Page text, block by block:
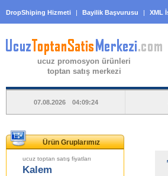
DropShiping Hizmeti | Bayilik Başvurusu | XML
ucuz promosyon ürünleri
toptan satış merkezi
07.08.2026 04:09:24
Ürün Gruplarımız
ucuz toptan satış fiyatları
Kalem